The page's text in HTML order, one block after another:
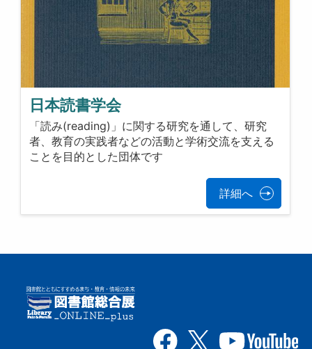
日本読書学会
「読み(reading)」に関する研究を通して、研究
者、教育の実践者などの活動と学術交流を支える
ことを目的とした団体です
詳細へ